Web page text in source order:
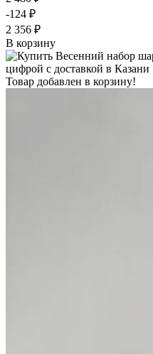
-124 ₽
2 356 ₽
В корзину
Товар добавлен в корзину!